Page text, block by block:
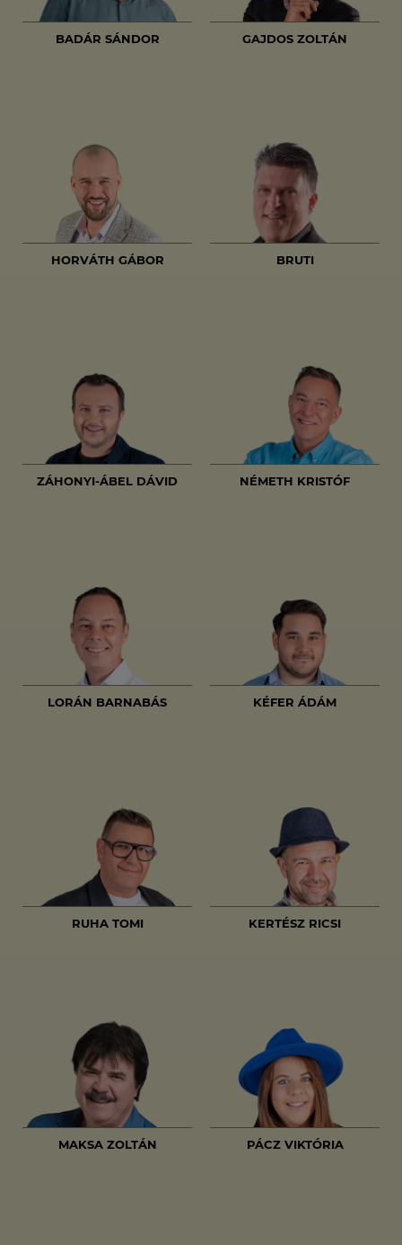
BADÁR SÁNDOR GAJDOS ZOLTÁN
HORVÁTH GÁBOR BRUTI
ZÁHONYI-ÁBEL DÁVID NÉMETH KRISTÓF
LORÁN BARNABÁS KÉFER ÁDÁM
RUHA TOMI KERTÉSZ RICSI
MAKSA ZOLTÁN PÁCZ VIKTÓRIA